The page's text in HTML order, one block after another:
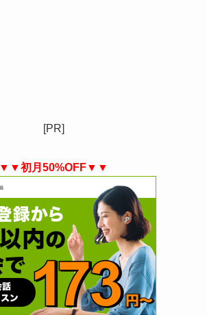
[PR]
▼▼初月50%OFF▼▼